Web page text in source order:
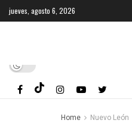
jueves, agosto 6, 2026
Home Nuevo León